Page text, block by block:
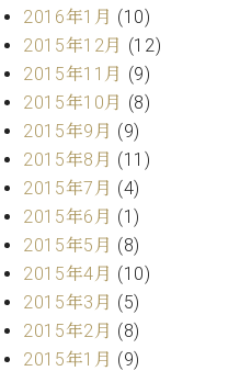
2016年1月 (10)
2015年12月 (12)
2015年11月 (9)
2015年10月 (8)
2015年9月 (9)
2015年8月 (11)
2015年7月 (4)
2015年6月 (1)
2015年5月 (8)
2015年4月 (10)
2015年3月 (5)
2015年2月 (8)
2015年1月 (9)